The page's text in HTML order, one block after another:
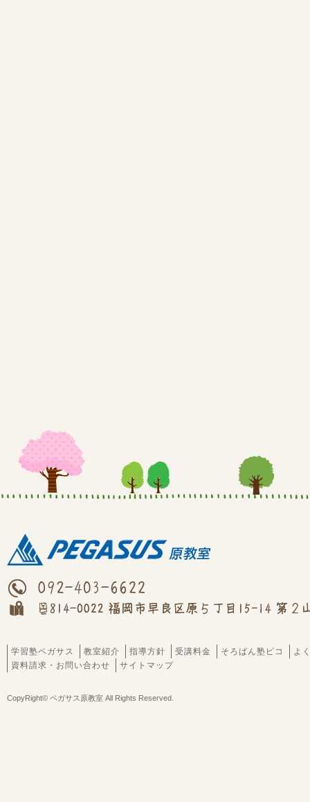
学習塾ペガサス 教室紹介 指導方針 受講料金 そろばん塾ピコ
よ
資料請求・お問い合わせ
サイトマップ
CopyRight© ペガサス原教室 All Rights Reserved.